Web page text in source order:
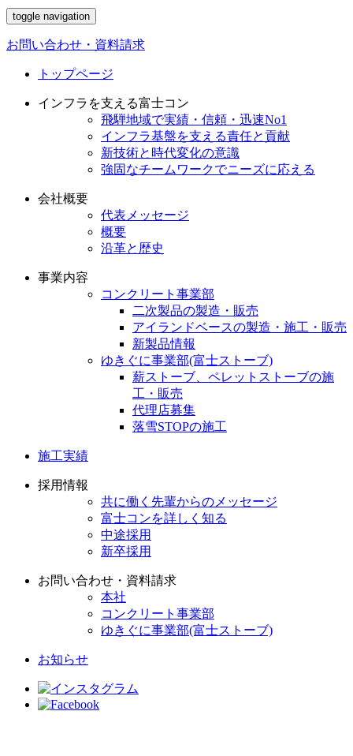
toggle navigation
お問い合わせ・資料請求
トップページ
インフラを支える富士コン
飛騨地域で実績・信頼・迅速No1
インフラ基盤を支える責任と貢献
新技術と時代変化の意識
強固なチームワークでニーズに応える
会社概要
代表メッセージ
概要
沿革と歴史
事業内容
コンクリート事業部
二次製品の製造・販売
アイランドベースの製造・施工・販売
新製品情報
ゆきぐに事業部(富士ストーブ)
薪ストーブ、ペレットストーブの施
工・販売
代理店募集
落雪STOPの施工
施工実績
採用情報
共に働く先輩からのメッセージ
富士コンを詳しく知る
中途採用
新卒採用
お問い合わせ・資料請求
本社
コンクリート事業部
ゆきぐに事業部(富士ストーブ)
お知らせ